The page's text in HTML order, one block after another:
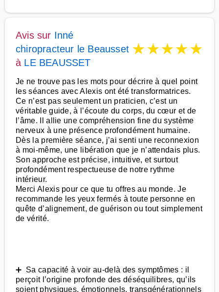
Avis sur Inné
chiropracteur le Beausset
à LE BEAUSSET
★★★★★
Je ne trouve pas les mots pour décrire à quel point
les séances avec Alexis ont été transformatrices.
Ce n’est pas seulement un praticien, c’est un
véritable guide, à l’écoute du corps, du cœur et de
l’âme. Il allie une compréhension fine du système
nerveux à une présence profondément humaine.
Dès la première séance, j’ai senti une reconnexion
à moi-même, une libération que je n’attendais plus.
Son approche est précise, intuitive, et surtout
profondément respectueuse de notre rythme
intérieur.
Merci Alexis pour ce que tu offres au monde. Je
recommande les yeux fermés à toute personne en
quête d’alignement, de guérison ou tout simplement
de vérité.
➕ Sa capacité à voir au-delà des symptômes : il
perçoit l’origine profonde des déséquilibres, qu’ils
soient physiques, émotionnels, transgénérationnels